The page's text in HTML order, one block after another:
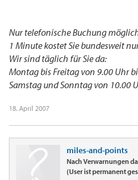
Nur telefonische Buchung
1 Minute kostet Sie bundesweit
Wir sind täglich für Sie da:
Montag bis Freitag von 9.00 Uhr
Samstag und Sonntag von 10.00
18. April 2007
miles-and-points
Nach Verwarnungen
(User ist permanent